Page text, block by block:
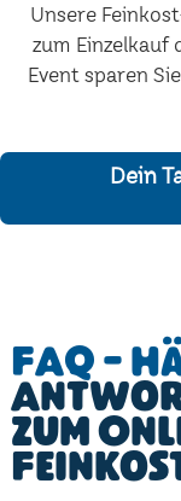
Unsere
zum Einzelkauf
Event sparen
Dein
FAQ -
zum